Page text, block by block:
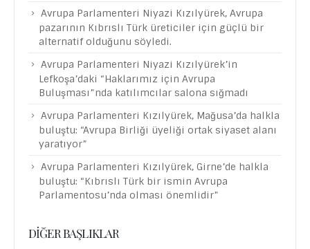
Avrupa Parlamenteri Niyazi Kızılyürek, Avrupa
pazarının Kıbrıslı Türk üreticiler için güçlü bir
alternatif olduğunu söyledi.
Avrupa Parlamenteri Niyazi Kızılyürek’in
Lefkoşa’daki “Haklarımız için Avrupa
Buluşması”nda katılımcılar salona sığmadı
Avrupa Parlamenteri Kızılyürek, Mağusa’da halkla
buluştu: “Avrupa Birliği üyeliği ortak siyaset alanı
yaratıyor”
Avrupa Parlamenteri Kızılyürek, Girne’de halkla
buluştu: “Kıbrıslı Türk bir ismin Avrupa
Parlamentosu’nda olması önemlidir”
DIĞER BAŞLIKLAR